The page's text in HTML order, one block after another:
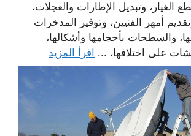
الغيار، وتبديل الإطارات والعجلات،
أمهر الفنيين، وتوفير المدخرات
والسطحات بأحجامها وأشكالها،
على اختلافها، ... اقرأ المزيد